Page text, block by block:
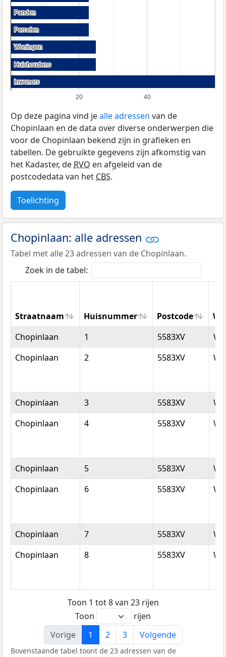
20 40
Panden
Panden
Percelen
Percelen
Woningen
Woningen
Huishoudens
Huishoudens
Inwoners
Inwoners
Op deze pagina vind jealle adressen van de
Chopinlaan en de data over diverse onderwerpen die
voor de Chopinlaan bekend zijn in grafieken en
tabellen. De gebruikte gegevens zijn afkomstig van
het Kadaster, deRVO en afgeleid van de
postcodedata van hetCBS.
Toelichting
Chopinlaan: alle adressen
Tabel met alle 23 adressen van de Chopinlaan.
Zoek in de tabel:
Straatnaam Huisnummer Postcode
Straatnaam
Huisnummer Postcode
Chopinlaan 1 5583XV
Chopinlaan
2 5583XV
Chopinlaan 3 5583XV
Chopinlaan
4 5583XV
Chopinlaan 5 5583XV
Chopinlaan
6 5583XV
Chopinlaan 7 5583XV
Chopinlaan
8 5583XV
Toon 1 tot 8 van 23 rijen
Toon
rijen
Vorige
1 2 3 Volgende
Bovenstaande tabel toont de 23 adressen van de